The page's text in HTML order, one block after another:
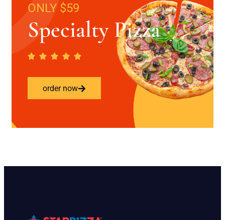
ONLY $59
Specialty Pizza
order now